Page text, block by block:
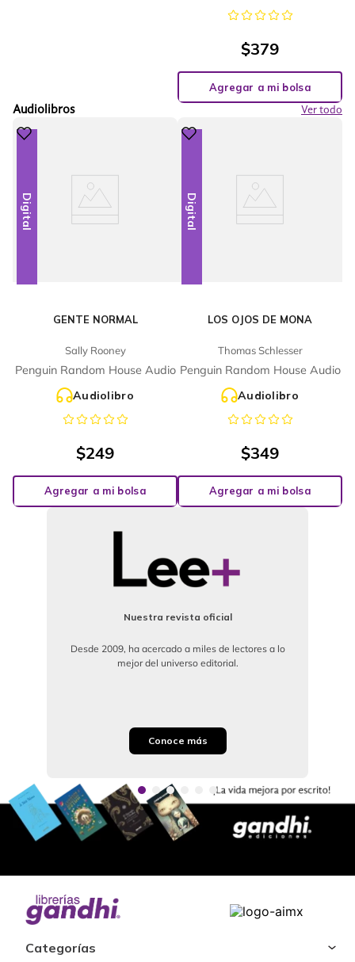
$379
Agregar a mi bolsa
Audiolibros
Ver todo
Digital
GENTE NORMAL
Sally Rooney
Penguin Random House Audio
Audiolibro
$249
Agregar a mi bolsa
Digital
LOS OJOS DE MONA
Thomas Schlesser
Penguin Random House Audio
Audiolibro
$349
Agregar a mi bolsa
Nuestra revista oficial
Desde 2009, ha acercado a miles de lectores a lo
mejor del universo editorial.
Conoce más
Categorías